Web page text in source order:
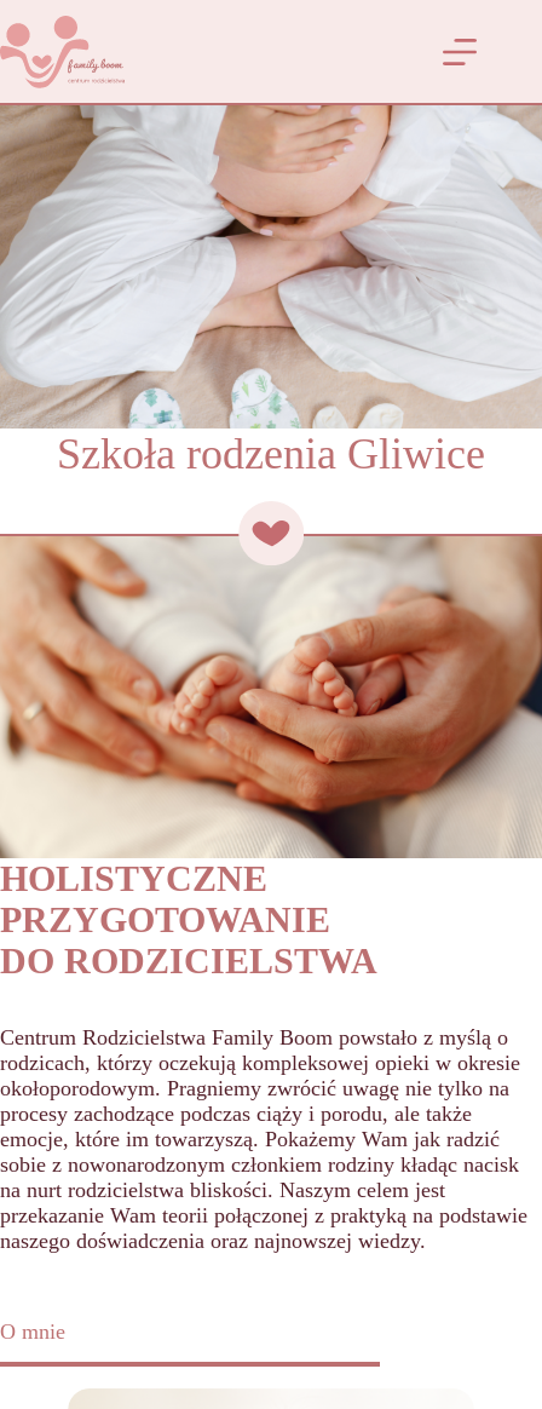
Przejdź
do
treści
Szkoła rodzenia Gliwice
HOLISTYCZNE
PRZYGOTOWANIE
DO RODZICIELSTWA
Centrum Rodzicielstwa Family Boom powstało z myślą o
rodzicach, którzy oczekują kompleksowej opieki w okresie
okołoporodowym. Pragniemy zwrócić uwagę nie tylko na
procesy zachodzące podczas ciąży i porodu, ale także
emocje, które im towarzyszą. Pokażemy Wam jak radzić
sobie z nowonarodzonym członkiem rodziny kładąc nacisk
na nurt rodzicielstwa bliskości. Naszym celem jest
przekazanie Wam teorii połączonej z praktyką na podstawie
naszego doświadczenia oraz najnowszej wiedzy.
O mnie